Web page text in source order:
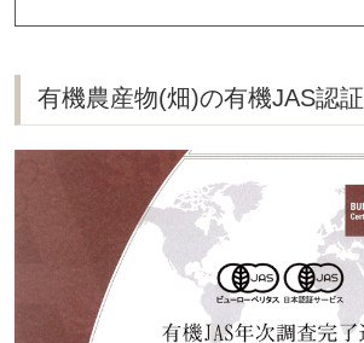
有機農産物(畑)の有機JAS認証